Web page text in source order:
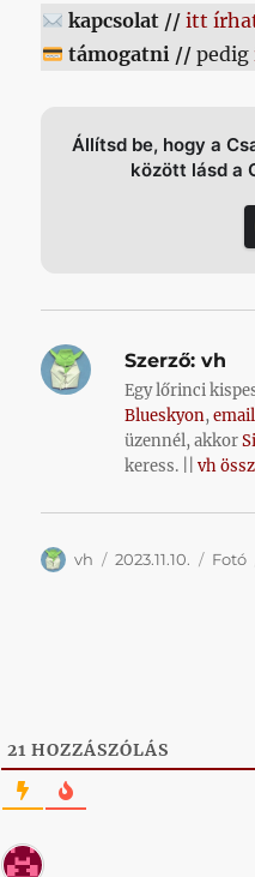
kapcsolat // itt
támogatni //pedig
Állítsd be, hogy a
között lásd a
Szerző: vh
Egy lőrinci
Blueskyon,
üzennél, akkor
keress. ||vh
Szerző
vh Közzétéve
2023.11.10. Fotó
21 HOZZÁSZÓLÁS